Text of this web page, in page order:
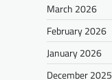
March 2026
February 2026
January 2026
December 2025